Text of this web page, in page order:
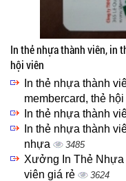
In thẻ nhựa thành viên, in
hội viên
In thẻ nhựa thành
membercard, thẻ
In thẻ nhựa thành
In thẻ nhựa thành
nhựa
3485
Xưởng In Thẻ Nhựa
viên giá rẻ
3624